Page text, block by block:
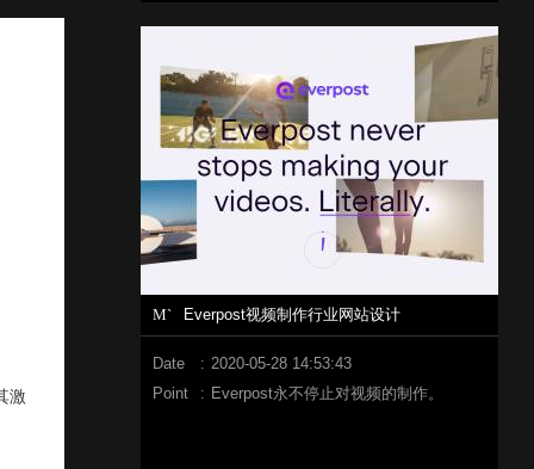
激
M` Everpost视频制作行业网站设计
Date : 2020-05-28 14:53:43
Point
: Everpost永不停止对视频的制作。